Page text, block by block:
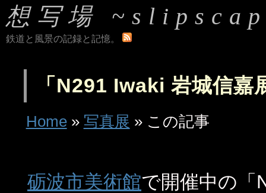
想写場
鉄道と風景の記録と記憶。
「N291 Iwaki
Home » 写真展 » この記事
砺波市美術館で開催中の「